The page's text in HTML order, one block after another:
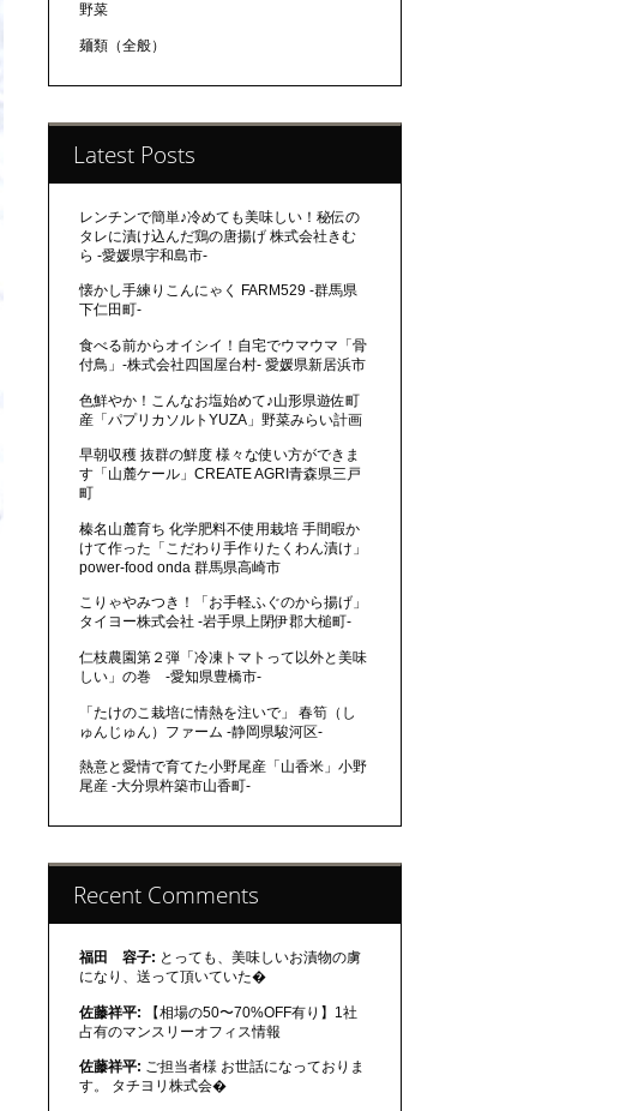
野菜
麺類（全般）
Latest Posts
レンチンで簡単♪冷めても美味しい！秘伝の
タレに漬け込んだ鶏の唐揚げ 株式会社きむ
ら -愛媛県宇和島市-
懐かし手練りこんにゃく FARM529 -群馬県
下仁田町-
食べる前からオイシイ！自宅でウマウマ「骨
付鳥」-株式会社四国屋台村- 愛媛県新居浜市
色鮮やか！こんなお塩始めて♪山形県遊佐町
産「パプリカソルトYUZA」野菜みらい計画
早朝収穫 抜群の鮮度 様々な使い方ができま
す「山麓ケール」CREATE AGRI青森県三戸
町
榛名山麓育ち 化学肥料不使用栽培 手間暇か
けて作った「こだわり手作りたくわん漬け」
power-food onda 群馬県高崎市
こりゃやみつき！「お手軽ふぐのから揚げ」
タイヨー株式会社 -岩手県上閉伊郡大槌町-
仁枝農園第２弾「冷凍トマトって以外と美味
しい」の巻 -愛知県豊橋市-
「たけのこ栽培に情熱を注いで」 春筍（し
ゅんじゅん）ファーム -静岡県駿河区-
熱意と愛情で育てた小野尾産「山香米」小野
尾産 -大分県杵築市山香町-
Recent Comments
福田 容子: とっても、美味しいお漬物の虜
になり、送って頂いていた�
佐藤祥平: 【相場の50〜70%OFF有り】1社
占有のマンスリーオフィス情報
佐藤祥平: ご担当者様 お世話になっておりま
す。 タチヨリ株式会�